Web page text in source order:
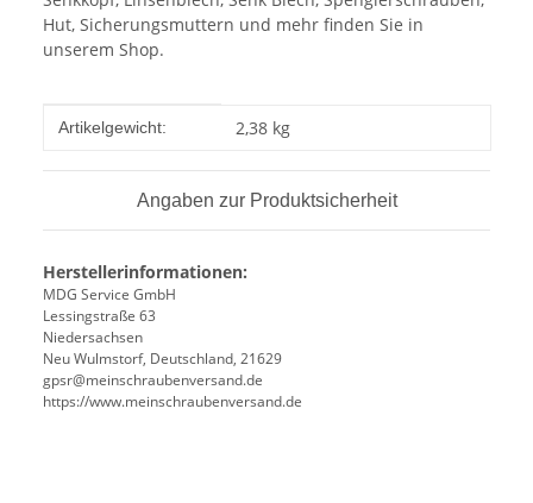
Hut, Sicherungsmuttern und mehr finden Sie in
unserem Shop.
Produkteigenschaft
Wert
Artikelgewicht: 2,38 kg
Angaben zur Produktsicherheit
Herstellerinformationen:
MDG Service GmbH
Lessingstraße 63
Niedersachsen
Neu Wulmstorf, Deutschland, 21629
gpsr@meinschraubenversand.de
https://www.meinschraubenversand.de